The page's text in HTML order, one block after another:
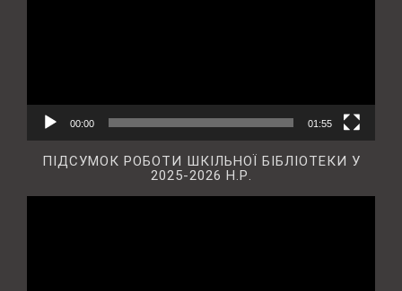
00:00 01:55
ПІДСУМОК РОБОТИ ШКІЛЬНОЇ БІБЛІОТЕКИ У
2025-2026 Н.Р.